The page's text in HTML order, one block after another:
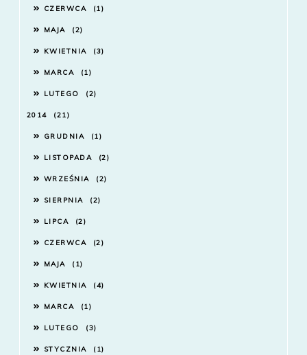
CZERWCA 1
MAJA 2
KWIETNIA 3
MARCA 1
LUTEGO 2
2014 21
GRUDNIA 1
LISTOPADA 2
WRZEŚNIA 2
SIERPNIA 2
LIPCA 2
CZERWCA 2
MAJA 1
KWIETNIA 4
MARCA 1
LUTEGO 3
STYCZNIA 1